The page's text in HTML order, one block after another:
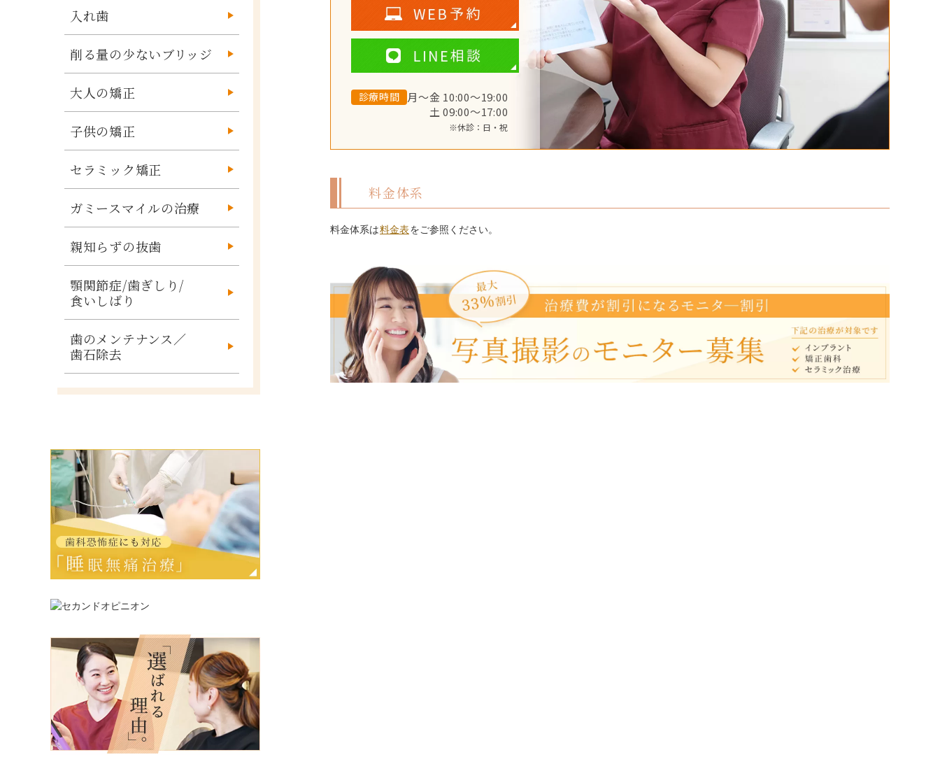
入れ歯
削る量の少ないブリッジ
大人の矯正
子供の矯正
セラミック矯正
ガミースマイルの治療
親知らずの抜歯
顎関節症/歯ぎしり/
食いしばり
歯のメンテナンス／
歯石除去
診療時間
月～金 10:00～19:00
土 09:00～17:00
※休診：日・祝
料金体系
料金体系は料金表をご参照ください。